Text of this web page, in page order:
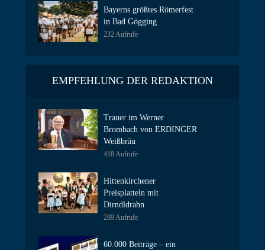
Bayerns größtes Römerfest
in Bad Gögging
232 Aufrufe
EMPFEHLUNG DER REDAKTION
Trauer im Werner
Brombach von ERDINGER
Weißbräu
418 Aufrufe
Hittenkirchener
Preisplatteln mit
Dirndldrahn
289 Aufrufe
60.000 Beiträge – ein